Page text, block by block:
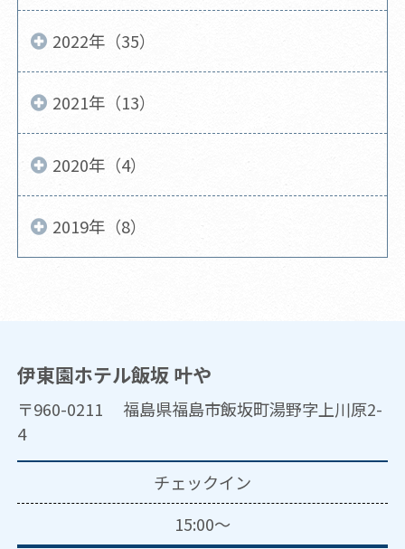
2022年（35）
2021年（13）
2020年（4）
2019年（8）
伊東園ホテル飯坂 叶や
〒960-0211 福島県福島市飯坂町湯野字上川原2-
4
チェックイン
15:00～